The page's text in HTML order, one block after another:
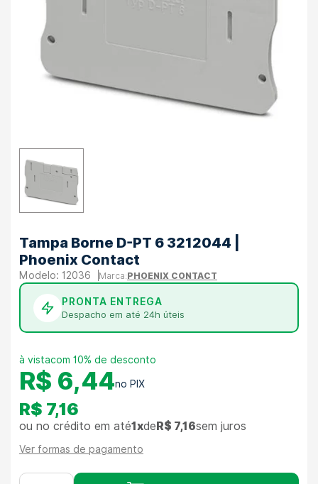
Tampa Borne D-PT 6 3212044 |
Phoenix Contact
12036 PHOENIX CONTACT
PRONTA ENTREGA
Despacho em até 24h úteis
R$ 6,44
com 10% de desconto
R$ 7,16
ou no crédito em até1xdeR$ 7,16sem juros
Ver formas de pagamento